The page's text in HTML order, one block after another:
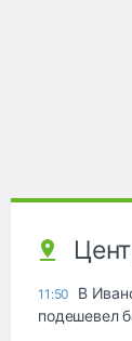
11:50
В
подешевел